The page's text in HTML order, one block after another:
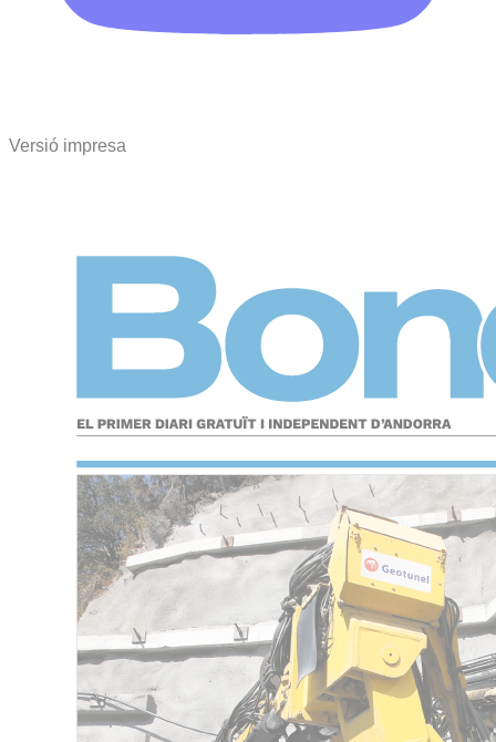
Versió impresa